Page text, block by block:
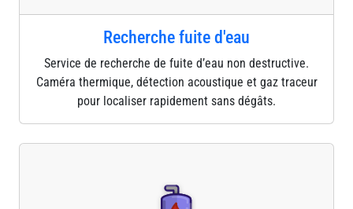
Recherche fuite d'eau
Service de recherche de fuite d’eau non destructive.
Caméra thermique, détection acoustique et gaz traceur
pour localiser rapidement sans dégâts.